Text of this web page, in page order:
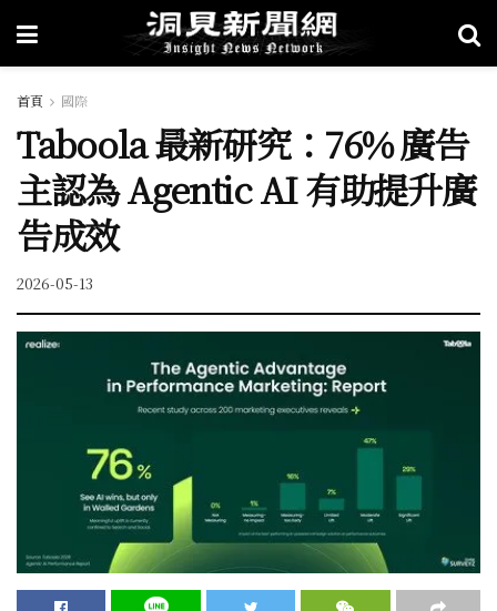
首頁 國際
Taboola 最新研究：76% 廣告
主認為 Agentic AI 有助提升廣
告成效
2026-05-13